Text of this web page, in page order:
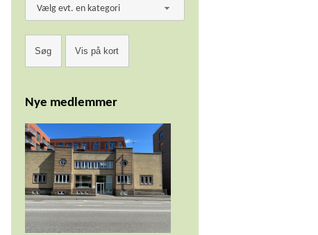
Vælg evt. en kategori
Nye medlemmer